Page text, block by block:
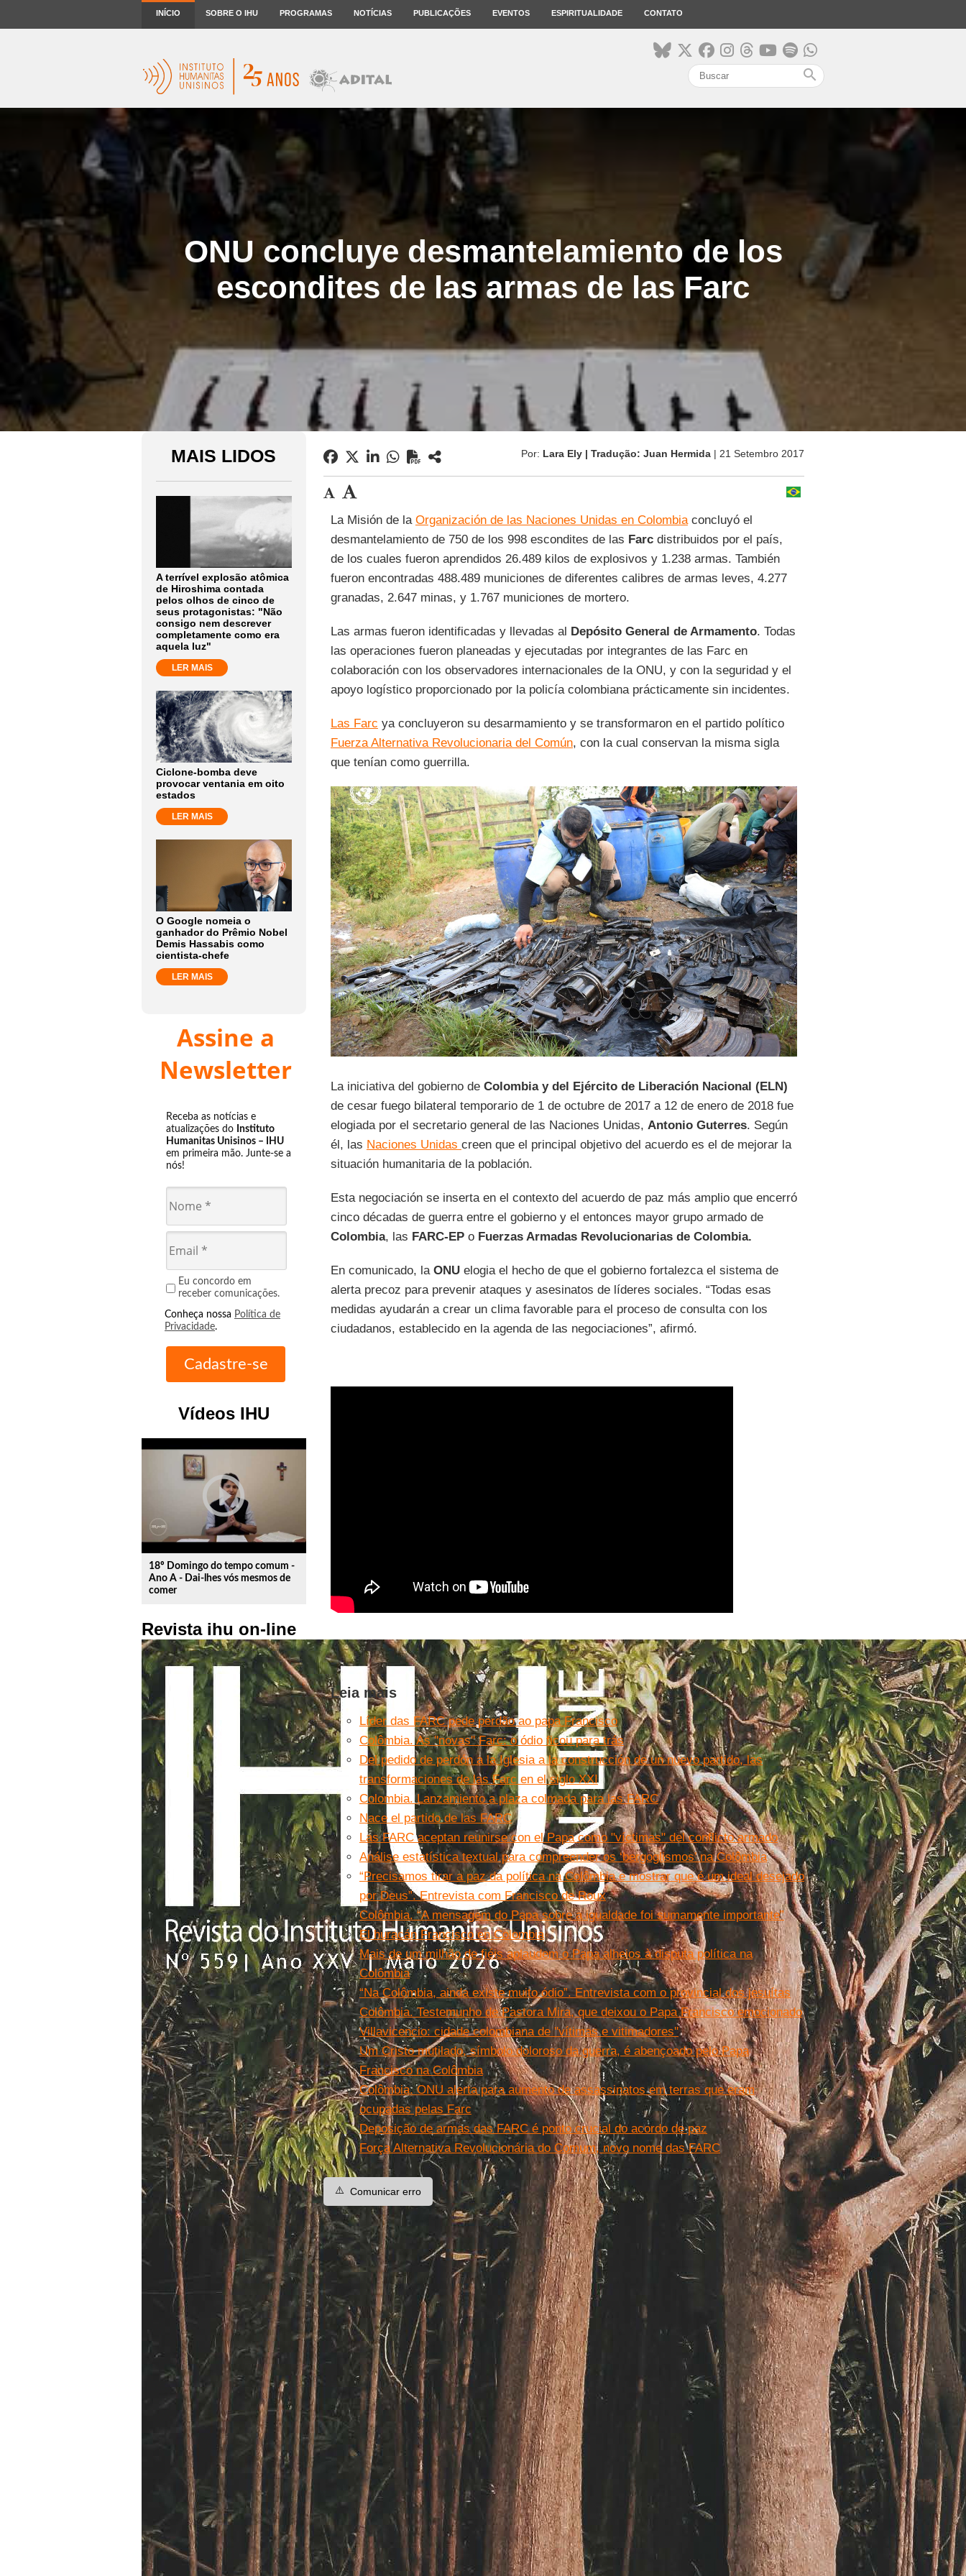
INÍCIO SOBRE O IHU PROGRAMAS NOTÍCIAS PUBLICAÇÕES EVENTOS ESPIRITUALIDADE CONTATO
search
ONU concluye desmantelamiento de los
escondites de las armas de las Farc
MAIS LIDOS
A terrível explosão atômica
de Hiroshima contada
pelos olhos de cinco de
seus protagonistas: "Não
consigo nem descrever
completamente como era
aquela luz"
LER MAIS
Ciclone-bomba deve
provocar ventania em oito
estados
LER MAIS
O Google nomeia o
ganhador do Prêmio Nobel
Demis Hassabis como
cientista-chefe
LER MAIS
Assine a
Newsletter
Receba as notícias e
atualizações do Instituto
Humanitas Unisinos – IHU
em primeira mão. Junte-se a
nós!
Eu concordo em
receber comunicações.
Conheça nossa Política de
Privacidade.
Vídeos IHU
play_circle_outline
18º Domingo do tempo comum -
Ano A - Dai-lhes vós mesmos de
comer
Revista ihu on-line
Por: Lara Ely | Tradução: Juan Hermida| 21 Setembro 2017
La Misión de la Organización de las Naciones Unidas en Colombiaconcluyó el
desmantelamiento de 750 de los 998 escondites de las Farcdistribuidos por el país,
de los cuales fueron aprendidos 26.489 kilos de explosivos y 1.238 armas. También
fueron encontradas 488.489 municiones de diferentes calibres de armas leves, 4.277
granadas, 2.647 minas, y 1.767 municiones de mortero.
Las armas fueron identificadas y llevadas al Depósito General de Armamento. Todas
las operaciones fueron planeadas y ejecutadas por integrantes de las Farc en
colaboración con los observadores internacionales de la ONU, y con la seguridad y el
apoyo logístico proporcionado por la policía colombiana prácticamente sin incidentes.
Las Farc ya concluyeron su desarmamiento y se transformaron en el partido político
Fuerza Alternativa Revolucionaria del Común, con la cual conservan la misma sigla
que tenían como guerrilla.
La iniciativa del gobierno de Colombia y del Ejército de Liberación Nacional (ELN)
de cesar fuego bilateral temporario de 1 de octubre de 2017 a 12 de enero de 2018 fue
elogiada por el secretario general de las Naciones Unidas, Antonio Guterres. Según
él, las Naciones Unidas creen que el principal objetivo del acuerdo es el de mejorar la
situación humanitaria de la población.
Esta negociación se inserta en el contexto del acuerdo de paz más amplio que encerró
cinco décadas de guerra entre el gobierno y el entonces mayor grupo armado de
Colombia, las FARC-EPo Fuerzas Armadas Revolucionarias de Colombia.
En comunicado, la ONUelogia el hecho de que el gobierno fortalezca el sistema de
alerta precoz para prevenir ataques y asesinatos de líderes sociales. “Todas esas
medidas ayudarán a crear un clima favorable para el proceso de consulta con los
ciudadanos, establecido en la agenda de las negociaciones”, afirmó.
Leia mais
Líder das FARC pede perdão ao papa Francisco
Colômbia. As ''novas'' Farc: o ódio ficou para trás
Del pedido de perdón a la Iglesia a la construcción de un nuevo partido, las
transformaciones de las Farc en el siglo XXI
Colombia. Lanzamiento a plaza colmada para las FARC
Nace el partido de las FARC
Las FARC aceptan reunirse con el Papa como "víctimas" del conflicto armado
Análise estatística textual para compreender os ‘bergoglismos’ na Colômbia
“Precisamos tirar a paz da política na Colômbia e mostrar que é um ideal desejado
por Deus”. Entrevista com Francisco de Roux
Colômbia. “A mensagem do Papa sobre a igualdade foi sumamente importante”
El huracán Francisco en Colombia
Mais de um milhão de fiéis aplaudem o Papa alheios à disputa política na
Colômbia
“Na Colômbia, ainda existe muito ódio”. Entrevista com o provincial dos jesuítas
Colômbia. Testemunho de Pastora Mira, que deixou o Papa Francisco emocionado
Villavicencio: cidade colombiana de ''vítimas e vitimadores''
Um Cristo mutilado, símbolo doloroso da guerra, é abençoado pelo Papa
Francisco na Colômbia
Colômbia. ONU alerta para aumento de assassinatos em terras que eram
ocupadas pelas Farc
Deposição de armas das FARC é ponto crucial do acordo de paz
Força Alternativa Revolucionária do Comum, novo nome das FARC
⚠️ Comunicar erro